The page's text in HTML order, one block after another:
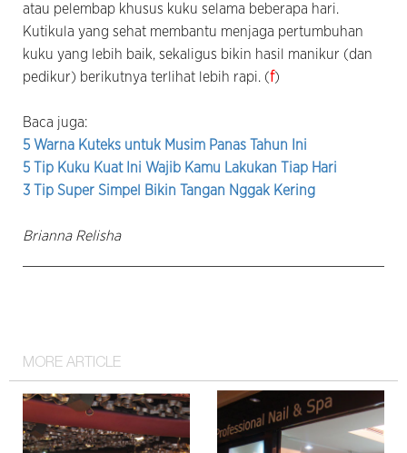
atau pelembap khusus kuku selama beberapa hari.
Kutikula yang sehat membantu menjaga pertumbuhan
kuku yang lebih baik, sekaligus bikin hasil manikur (dan
pedikur) berikutnya terlihat lebih rapi. (f)
Baca juga:
5 Warna Kuteks untuk Musim Panas Tahun Ini
5 Tip Kuku Kuat Ini Wajib Kamu Lakukan Tiap Hari
3 Tip Super Simpel Bikin Tangan Nggak Kering
Brianna Relisha
MORE ARTICLE